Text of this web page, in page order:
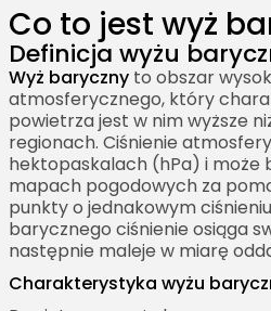
Co to jest wyż
Definicja wyżu
Wyż baryczny to obszar
atmosferycznego, który
powietrza jest w nim wyższe
regionach. Ciśnienie
hektopaskalach (hPa) i może
mapach pogodowych za
punkty o jednakowym
barycznego ciśnienie osiąga
następnie maleje w miarę
Charakterystyka wyżu